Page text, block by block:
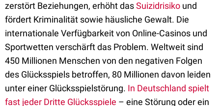
zerstört Beziehungen, erhöht dasSuizidrisiko und
fördert Kriminalität sowie häusliche Gewalt. Die
internationale Verfügbarkeit von Online-Casinos und
Sportwetten verschärft das Problem. Weltweit sind
450 Millionen Menschen von den negativen Folgen
des Glücksspiels betroffen, 80 Millionen davon leiden
unter einer Glücksspielstörung. In Deutschland spielt
fast jeder Dritte Glücksspiele – eine Störung oder ein